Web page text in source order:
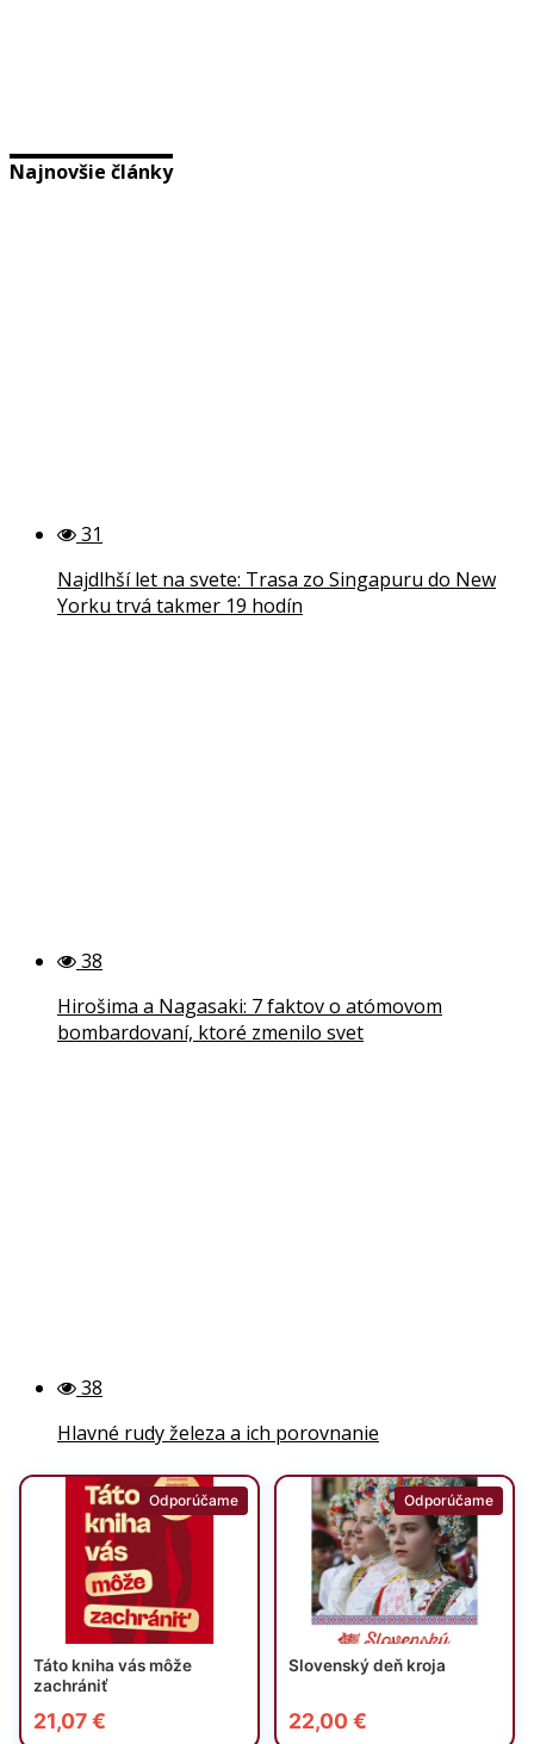
Najnovšie články
31
Najdlhší let na svete: Trasa zo Singapuru do New
Yorku trvá takmer 19 hodín
38
Hirošima a Nagasaki: 7 faktov o atómovom
bombardovaní, ktoré zmenilo svet
38
Hlavné rudy železa a ich porovnanie